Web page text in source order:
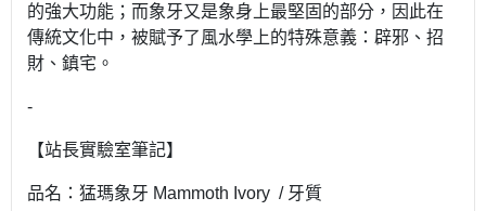
的強大功能；而象牙又是象身上最堅固的部分，因此在
傳統文化中，被賦予了風水學上的特殊意義：辟邪、招
財、鎮宅。
-
【站長實驗室筆記】
品名：猛瑪象牙 Mammoth Ivory / 牙質